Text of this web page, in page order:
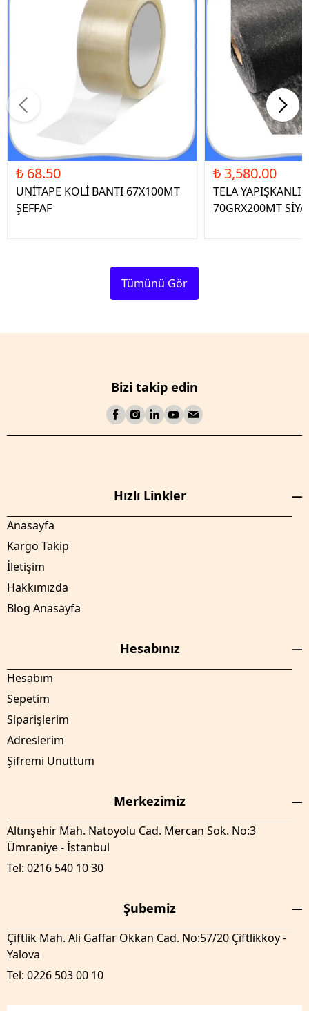
₺ 68.50
UNİTAPE KOLİ BANTI 67X100MT
ŞEFFAF
₺ 3,580.00
TELA YAPIŞKANLI
70GRX200MT
Tümünü Gör
Bizi takip edin
Hızlı Linkler
Anasayfa
Kargo Takip
İletişim
Hakkımızda
Blog Anasayfa
Hesabınız
Hesabım
Sepetim
Siparişlerim
Adreslerim
Şifremi Unuttum
Merkezimiz
Altınşehir Mah. Natoyolu Cad. Mercan Sok. No:3
Ümraniye - İstanbul
Tel: 0216 540 10 30
Şubemiz
Çiftlik Mah. Ali Gaffar Okkan Cad. No:57/20 Çiftlikköy -
Yalova
Tel: 0226 503 00 10